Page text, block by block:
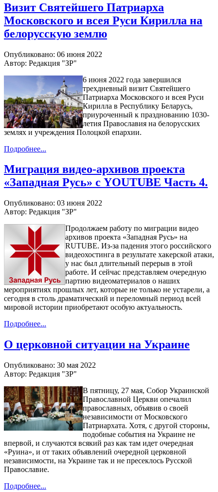
Визит Святейшего Патриарха
Московского и всея Руси Кирилла на
белорусскую землю
Опубликовано: 06 июня 2022
Автор: Редакция "ЗР"
6 июня 2022 года завершился
трехдневный визит Святейшего
Патриарха Московского и всея Руси
Кирилла в Республику Беларусь,
приуроченный к празднованию 1030-
летия Православия на белорусских
землях и учреждения Полоцкой епархии.
Подробнее...
Миграция видео-архивов проекта
«Западная Русь» с YOUTUBE Часть 4.
Опубликовано: 03 июня 2022
Автор: Редакция "ЗР"
Продолжаем работу по миграции видео
архивов проекта «Западная Русь» на
RUTUBE. Из-за падения этого российского
видеохостинга в результате хакерской атаки,
у нас был длительный перерыв в этой
работе. И сейчас представляем очередную
партию видеоматериалов о наших
мероприятиях прошлых лет, которые не только не устарели, а
сегодня в столь драматический и переломный период всей
мировой истории приобретают особую актуальность.
Подробнее...
О церковной ситуации на Украине
Опубликовано: 30 мая 2022
Автор: Редакция "ЗР"
В пятницу, 27 мая, Собор Украинской
Православной Церкви опечалил
православных, объявив о своей
независимости от Московского
Патриархата. Хотя, с другой стороны,
подобные события на Украине не
впервой, и случаются всякий раз как там идет очередная
«Руина», и от таких объявлений очередной церковной
независимости, на Украине так и не пресеклось Русской
Православие.
Подробнее...